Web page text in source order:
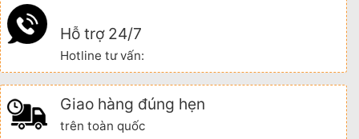
Hỗ trợ 24/7
Hotline tư vấn:
Giao hàng đúng hẹn
trên toàn quốc